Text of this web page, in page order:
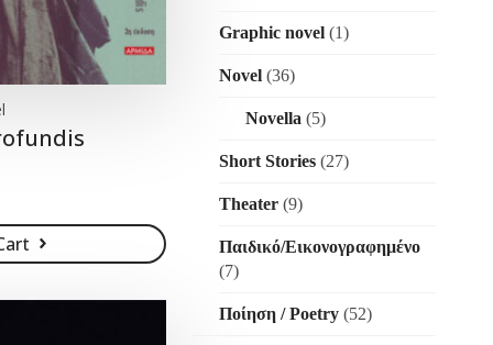
Graphic novel (1)
Novel (36)
Novella (5)
Short Stories (27)
Theater (9)
Παιδικό/Εικονογραφημένο
(7)
Ποίηση / Poetry (52)